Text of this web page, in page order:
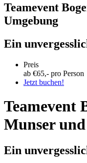
Teamevent
Umgebung
Ein
Preis
ab €65,- pro Person
Jetzt buchen!
Teamevent
Munser
Ein